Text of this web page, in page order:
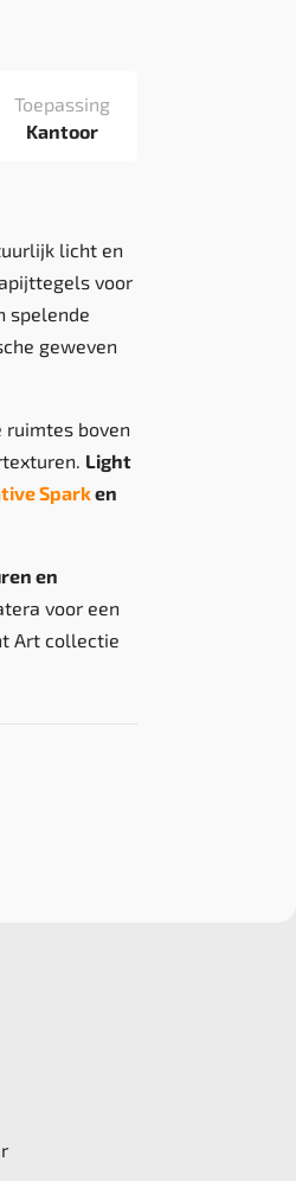
Toepassing
Kantoor
licht en
voor
spelende
geweven
boven
Light
Sparken
en
voor een
Art collectie